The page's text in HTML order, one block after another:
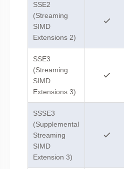
SSE2
(Streaming
SIMD
Extensions 2)
SSE3
(Streaming
SIMD
Extensions 3)
SSSE3
(Supplemental
Streaming
SIMD
Extension 3)